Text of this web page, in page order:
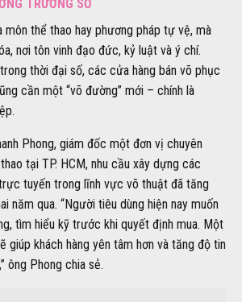
TRƯỜNG SỐ
môn thể thao hay phương pháp tự vệ, mà
nơi tôn vinh đạo đức, kỷ luật và ý chí.
thời đại số, các cửa hàng bán võ phục
cần một “võ đường” mới – chính là
Phong, giám đốc một đơn vị chuyên
tại TP. HCM, nhu cầu xây dựng các
tuyến trong lĩnh vực võ thuật đã tăng
năm qua. “Người tiêu dùng hiện nay muốn
tìm hiểu kỹ trước khi quyết định mua. Một
giúp khách hàng yên tâm hơn và tăng độ tin
ông Phong chia sẻ.